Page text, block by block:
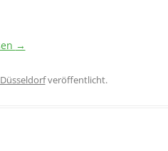
→
veröffentlicht.